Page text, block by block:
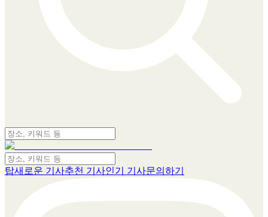
탑새로운 기사추천 기사인기 기사문의하기